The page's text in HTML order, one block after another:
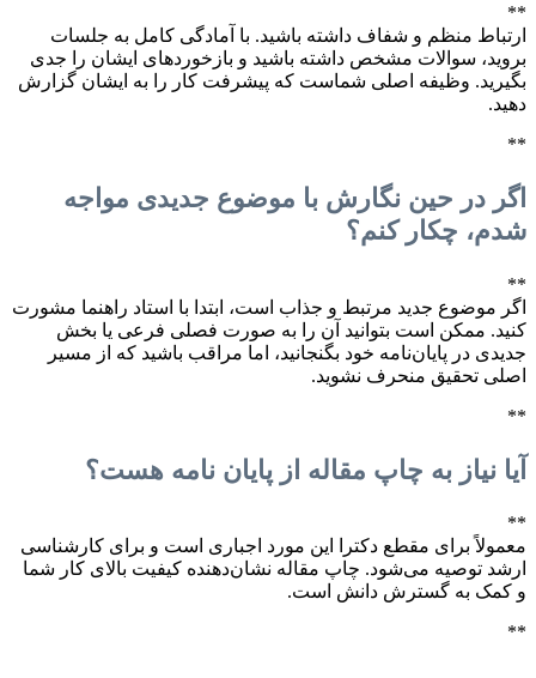
**
ارتباط منظم و شفاف داشته باشید. با آمادگی کامل به جلسات
بروید، سوالات مشخص داشته باشید و بازخوردهای ایشان را جدی
بگیرید. وظیفه اصلی شماست که پیشرفت کار را به ایشان گزارش
دهید.
**
اگر در حین نگارش با موضوع جدیدی مواجه
شدم، چکار کنم؟
**
اگر موضوع جدید مرتبط و جذاب است، ابتدا با استاد راهنما مشورت
کنید. ممکن است بتوانید آن را به صورت فصلی فرعی یا بخش
جدیدی در پایان‌نامه خود بگنجانید، اما مراقب باشید که از مسیر
اصلی تحقیق منحرف نشوید.
**
آیا نیاز به چاپ مقاله از پایان نامه هست؟
**
معمولاً برای مقطع دکترا این مورد اجباری است و برای کارشناسی
ارشد توصیه می‌شود. چاپ مقاله نشان‌دهنده کیفیت بالای کار شما
و کمک به گسترش دانش است.
**